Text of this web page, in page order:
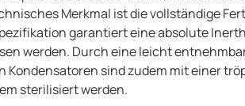
Merkmal ist die vollständige
garantiert eine absolute
werden. Durch eine leicht
Kondensatoren sind zudem mit einer
sterilisiert werden.